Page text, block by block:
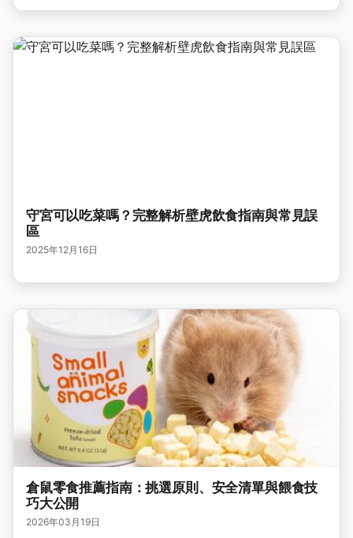
守宮可以吃菜嗎？完整解析壁虎飲食指南與常見誤
區
2025年12月16日
倉鼠零食推薦指南：挑選原則、安全清單與餵食技
巧大公開
2026年03月19日